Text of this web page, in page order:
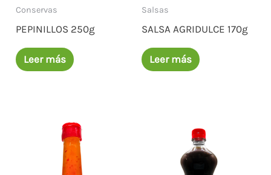
Conservas
PEPINILLOS 250g
Leer más
Salsas
SALSA AGRIDULCE 170g
Leer más